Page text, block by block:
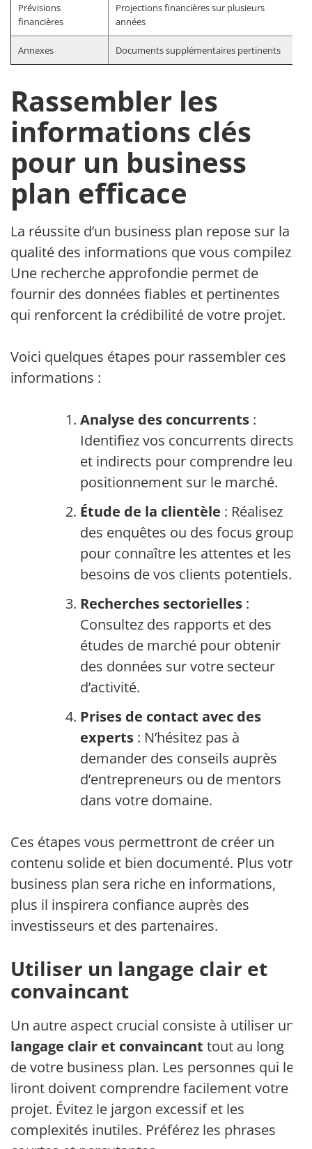
Prévisions
financières
Projections financières sur plusieurs
années
Annexes Documents supplémentaires pertinents
Rassembler les
informations clés
pour un business
plan efficace
La réussite d’un business plan repose sur la
qualité des informations que vous compilez.
Une recherche approfondie permet de
fournir des données fiables et pertinentes
qui renforcent la crédibilité de votre projet.
Voici quelques étapes pour rassembler ces
informations :
Analyse des concurrents :
Identifiez vos concurrents directs
et indirects pour comprendre leur
positionnement sur le marché.
Étude de la clientèle : Réalisez
des enquêtes ou des focus groups
pour connaître les attentes et les
besoins de vos clients potentiels.
Recherches sectorielles :
Consultez des rapports et des
études de marché pour obtenir
des données sur votre secteur
d’activité.
Prises de contact avec des
experts : N’hésitez pas à
demander des conseils auprès
d’entrepreneurs ou de mentors
dans votre domaine.
Ces étapes vous permettront de créer un
contenu solide et bien documenté. Plus votre
business plan sera riche en informations,
plus il inspirera confiance auprès des
investisseurs et des partenaires.
Utiliser un langage clair et
convaincant
Un autre aspect crucial consiste à utiliser un
langage clair et convaincant tout au long
de votre business plan. Les personnes qui le
liront doivent comprendre facilement votre
projet. Évitez le jargon excessif et les
complexités inutiles. Préférez les phrases